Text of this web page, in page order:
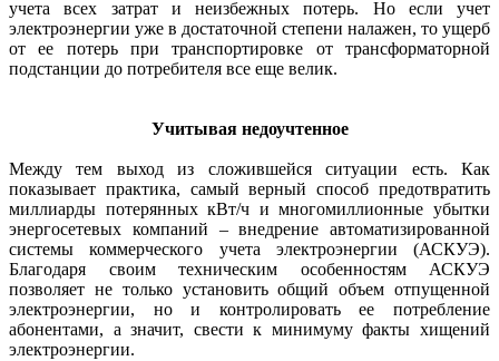
учета всех затрат и неизбежных потерь. Но если учет
электроэнергии уже в достаточной степени налажен, то ущерб
от ее потерь при транспортировке от транс­форматорной
подстанции до потребителя все еще велик.
Учитывая недоучтенное
Между тем выход из сложившейся ситуации есть. Как
показывает практика, самый верный способ предотвратить
миллиарды потерянных кВт/ч и многомиллионные убытки
энергосетевых компаний – внедрение автоматизированной
системы коммерческого учета электроэнергии (АСКУЭ).
Благодаря своим техническим особенностям АСКУЭ
позволяет не только установить общий объем отпущенной
электроэнергии, но и контролировать ее потребление
абонентами, а значит, свести к минимуму факты хищений
электроэнергии.